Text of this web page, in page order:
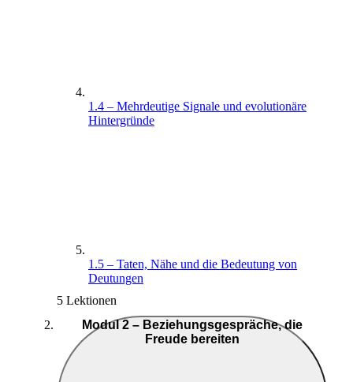
1.4 – Mehrdeutige Signale und evolutionäre
Hintergründe
1.5 – Taten, Nähe und die Bedeutung von
Deutungen
5 Lektionen
Modul 2 – Beziehungsgespräche, die
Freude bereiten